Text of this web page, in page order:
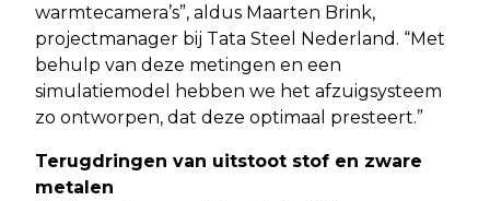
warmtecamera’s”, aldus Maarten Brink,
projectmanager bij Tata Steel Nederland. “Met
behulp van deze metingen en een
simulatiemodel hebben we het afzuigsysteem
zo ontworpen, dat deze optimaal presteert.”
Terugdringen van uitstoot stof en zware
metalen